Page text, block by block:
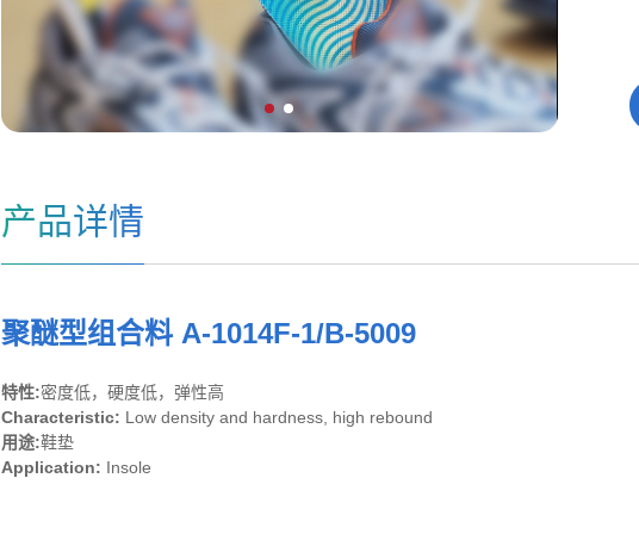
产品详情
聚醚型组合料 A-1014F-1/B-5009
特性:密度低，硬度低，弹性高
Characteristic: Low density and hardness, high rebound
用途:鞋垫
Application: Insole